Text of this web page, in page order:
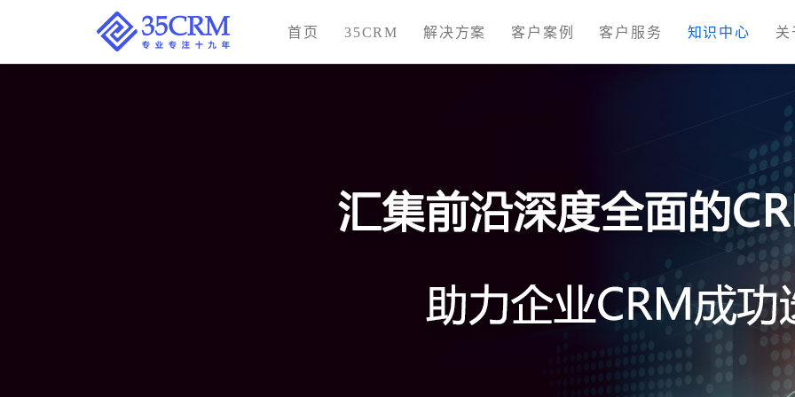
首页 35CRM 解决方案 客户案例 客户服务 知识中心 关